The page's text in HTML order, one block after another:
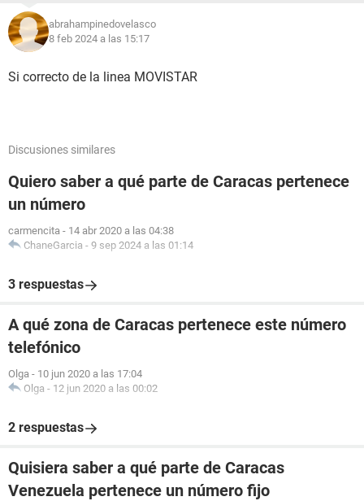
abrahampinedovelasco
8 feb 2024 a las 15:17
Si correcto de la linea MOVISTAR
Discusiones similares
Quiero saber a qué parte de Caracas pertenece
un número
carmencita - 14 abr 2020 a las 04:38
ChaneGarcia - 9 sep 2024 a las 01:14
3 respuestas
A qué zona de Caracas pertenece este número
telefónico
Olga - 10 jun 2020 a las 17:04
Olga - 12 jun 2020 a las 00:02
2 respuestas
Quisiera saber a qué parte de Caracas
Venezuela pertenece un número fijo